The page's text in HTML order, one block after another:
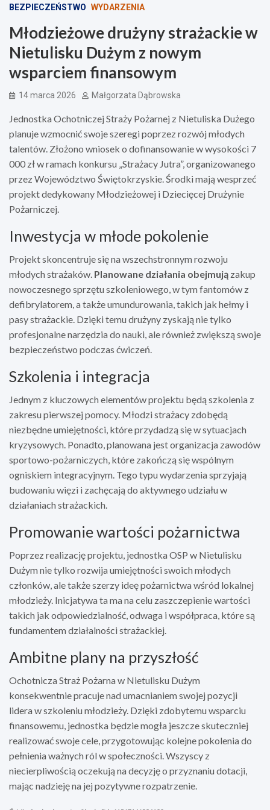
BEZPIECZEŃSTWO WYDARZENIA
Młodzieżowe drużyny strażackie w
Nietulisku Dużym z nowym
wsparciem finansowym
14 marca 2026 Małgorzata Dąbrowska
Jednostka Ochotniczej Straży Pożarnej z Nietuliska Dużego
planuje wzmocnić swoje szeregi poprzez rozwój młodych
talentów. Złożono wniosek o dofinansowanie w wysokości 7
000 zł w ramach konkursu „Strażacy Jutra”, organizowanego
przez Województwo Świętokrzyskie. Środki mają wesprzeć
projekt dedykowany Młodzieżowej i Dziecięcej Drużynie
Pożarniczej.
Inwestycja w młode pokolenie
Projekt skoncentruje się na wszechstronnym rozwoju
młodych strażaków. Planowane działania obejmują zakup
nowoczesnego sprzętu szkoleniowego, w tym fantomów z
defibrylatorem, a także umundurowania, takich jak hełmy i
pasy strażackie. Dzięki temu drużyny zyskają nie tylko
profesjonalne narzędzia do nauki, ale również zwiększą swoje
bezpieczeństwo podczas ćwiczeń.
Szkolenia i integracja
Jednym z kluczowych elementów projektu będą szkolenia z
zakresu pierwszej pomocy. Młodzi strażacy zdobędą
niezbędne umiejętności, które przydadzą się w sytuacjach
kryzysowych. Ponadto, planowana jest organizacja zawodów
sportowo-pożarniczych, które zakończą się wspólnym
ogniskiem integracyjnym. Tego typu wydarzenia sprzyjają
budowaniu więzi i zachęcają do aktywnego udziału w
działaniach strażackich.
Promowanie wartości pożarnictwa
Poprzez realizację projektu, jednostka OSP w Nietulisku
Dużym nie tylko rozwija umiejętności swoich młodych
członków, ale także szerzy ideę pożarnictwa wśród lokalnej
młodzieży. Inicjatywa ta ma na celu zaszczepienie wartości
takich jak odpowiedzialność, odwaga i współpraca, które są
fundamentem działalności strażackiej.
Ambitne plany na przyszłość
Ochotnicza Straż Pożarna w Nietulisku Dużym
konsekwentnie pracuje nad umacnianiem swojej pozycji
lidera w szkoleniu młodzieży. Dzięki zdobytemu wsparciu
finansowemu, jednostka będzie mogła jeszcze skuteczniej
realizować swoje cele, przygotowując kolejne pokolenia do
pełnienia ważnych ról w społeczności. Wszyscy z
niecierpliwością oczekują na decyzję o przyznaniu dotacji,
mając nadzieję na jej pozytywne rozpatrzenie.